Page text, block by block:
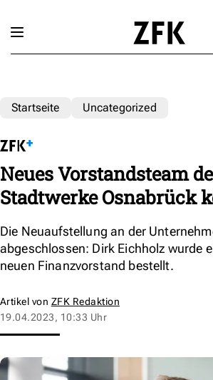
Startseite Uncategorized
Neues Vorstandsteam
Stadtwerke Osnabrück
Die Neuaufstellung an der
abgeschlossen: Dirk Eichholz wurde
neuen Finanzvorstand bestellt.
Artikel von ZFK Redaktion
19.04.2023, 10:33 Uhr